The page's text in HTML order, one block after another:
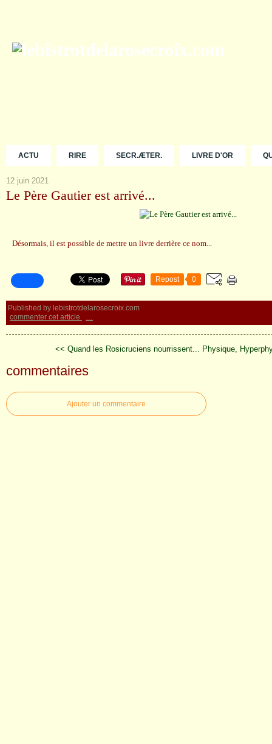
ACTU RIRE SECR.ÆTER. LIVRE D'OR
12 juin 2021
Le Père Gautier est arrivé...
Désormais, il est possible de mettre un livre derrière ce nom...
Repost 0
Published by lebistrotdelarosecroix.com
commenter cet article
…
<< Quand les Rosicruciens nourrissent... Physique,
commentaires
Ajouter un commentaire